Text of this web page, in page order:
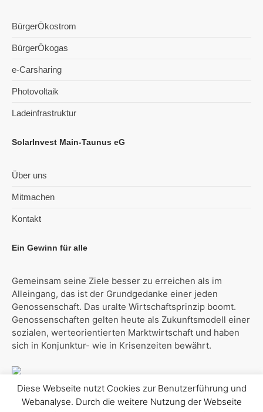
BürgerÖkostrom
BürgerÖkogas
e-Carsharing
Photovoltaik
Ladeinfrastruktur
SolarInvest Main-Taunus eG
Über uns
Mitmachen
Kontakt
Ein Gewinn für alle
Gemeinsam seine Ziele besser zu erreichen als im
Alleingang, das ist der Grundgedanke einer jeden
Genossenschaft. Das uralte Wirtschaftsprinzip boomt.
Genossenschaften gelten heute als Zukunftsmodell einer
sozialen, werteorientierten Marktwirtschaft und haben
sich in Konjunktur- wie in Krisenzeiten bewährt.
Diese Webseite nutzt Cookies zur Benutzerführung und
Webanalyse. Durch die weitere Nutzung der Webseite